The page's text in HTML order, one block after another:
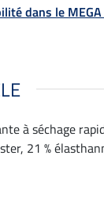
dans le MEGA
à séchage
21 %